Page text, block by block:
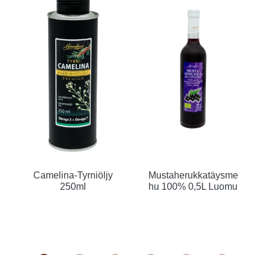
Camelina-Tyrniöljy
250ml
Mustaherukkatäysme
hu 100% 0,5L Luomu